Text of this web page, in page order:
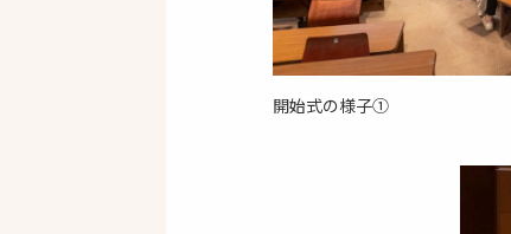
開始式の様子①